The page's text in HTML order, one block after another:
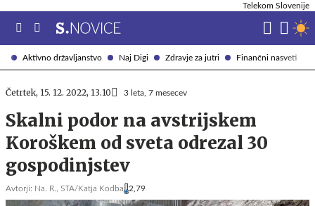
Aktivno državljanstvo Naj Digi Zdravje za jutri Finančni nasveti
Telekom Slovenije
Četrtek, 15. 12. 2022, 13.10 3 leta, 7 mesecev
Skalni podor na avstrijskem
Koroškem od sveta odrezal 30
gospodinjstev
Avtorji: Na. R., STA/Katja Kodba 2,79